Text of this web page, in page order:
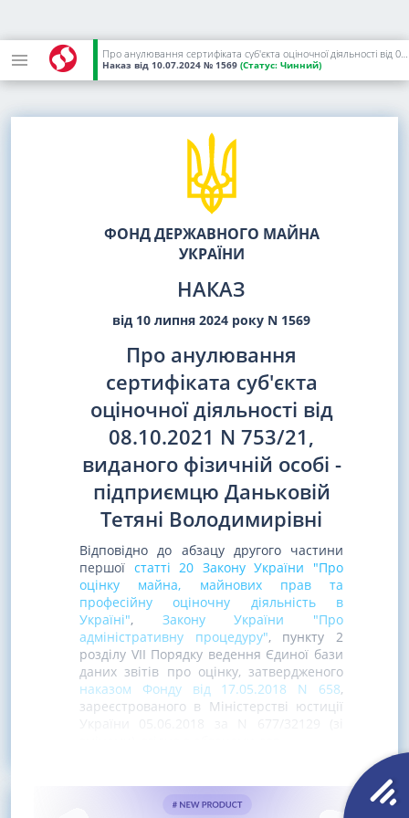
Про анулювання сертифіката суб'єкта оціночної діяльності від 08.10.2021 N 753/21, виданого фізичній особі - підприємцю Даньковій Тетяні Володимирівні
Наказ від 10.07.2024 № 1569 (Статус: Чинний)
ФОНД ДЕРЖАВНОГО МАЙНА
УКРАЇНИ
НАКАЗ
від 10 липня 2024 року N 1569
Про анулювання
сертифіката суб'єкта
оціночної діяльності від
08.10.2021 N 753/21,
виданого фізичній особі -
підприємцю Даньковій
Тетяні Володимирівні
Відповідно до абзацу другого частини
першої статті 20 Закону України "Про
оцінку майна, майнових прав та
професійну оціночну діяльність в
Україні", Закону України "Про
адміністративну процедуру", пункту 2
розділу VII Порядку ведення Єдиної бази
даних звітів про оцінку, затвердженого
наказом Фонду від 17.05.2018 N 658,
зареєстрованого в Міністерстві юстиції